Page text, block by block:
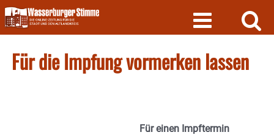
Skip
to
content
Für die Impfung vormerken lassen
Für einen Impftermin